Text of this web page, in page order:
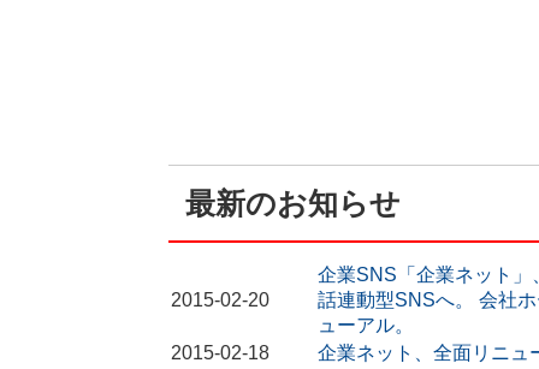
最新のお知らせ
2015-02-20
企業SNS「企業ネット
話連動型SNSへ。 会社
ューアル。
2015-02-18
企業ネット、全面リニュ